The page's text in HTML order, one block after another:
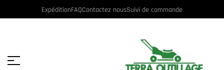
ExpéditionFAQContactez nousSuivi de commande